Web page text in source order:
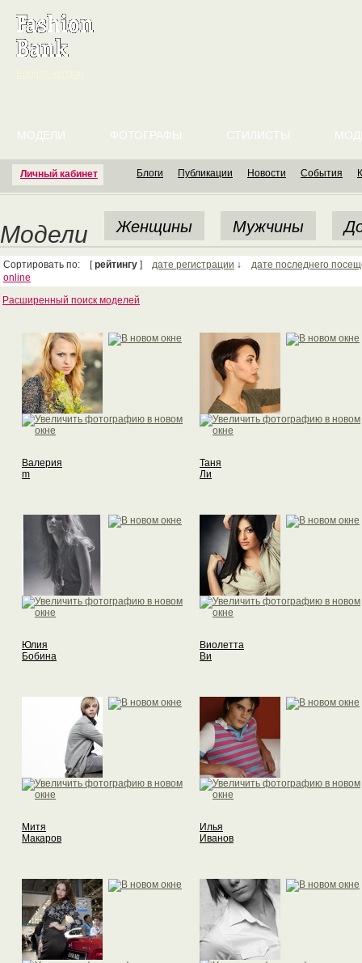
Личный кабинет
МОДЕЛИ ФОТОГРАФЫ СТИЛИСТЫ
Блоги Публикации Новости События
Модели Женщины Мужчины
Сортировать по: [рейтингу ] дате регистрации ↓ дате последнего
online
Расширенный поиск моделей
Валерия
m
Таня
Ли
Юлия
Бобина
Виолетта
Ви
Митя
Макаров
Илья
Иванов